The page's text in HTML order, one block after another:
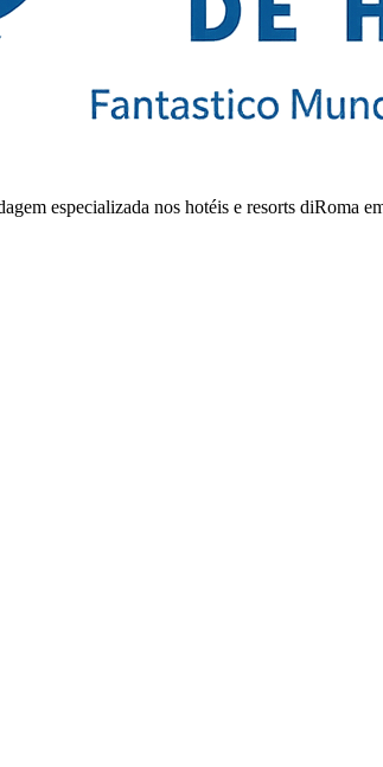
especializada nos hotéis e resorts diRoma